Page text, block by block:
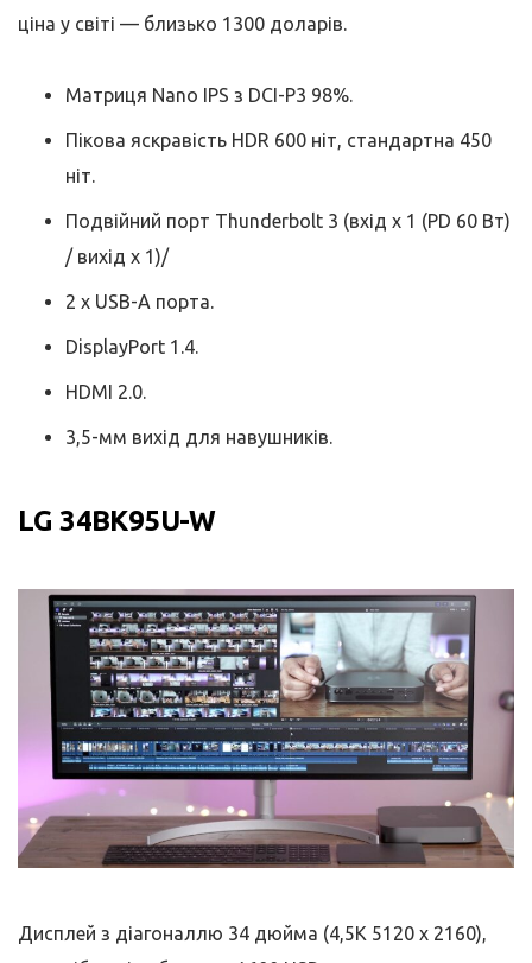
ціна у світі — близько 1300 доларів.
Матриця Nano IPS з DCI-P3 98%.
Пікова яскравість HDR 600 ніт, стандартна 450
ніт.
Подвійний порт Thunderbolt 3 (вхід x 1 (PD 60 Вт)
/ вихід x 1)/
2 х USB-A порта.
DisplayPort 1.4.
HDMI 2.0.
3,5-мм вихід для навушників.
LG 34BK95U-W
Дисплей з діагоналлю 34 дюйма (4,5K 5120 x 2160),